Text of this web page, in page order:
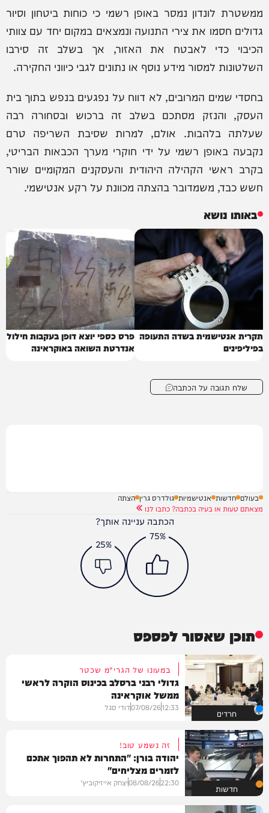
ממשטרת לונדון נמסר באופן רשמי כי כוחות ביטחון וסיור
גדולים חסמו את צירי התנועה ונמצאים במקום יחד עם צוותי
הכיבוי כדי לאבטח את האזור, אך בשלב זה סירבו
השלטונות למסור מידע נוסף או נתונים לגבי כיווני החקירה.
בחסדי שמים המרובים, לא דווח על נפגעים בנפש בתוך בית
העסק, והנזק מסתכם בשלב זה ברכוש ובסחורה רבה
שעלתה בלהבות. אולם, למרות שסיבת השריפה טרם
נקבעה באופן רשמי על ידי חוקרי מערך הכבאות הבריטי,
בקרב ראשי הקהילה היהודית והעסקנים המקומיים שורר
חשש כבד, משמדובר בהצתה מכוונת על רקע אנטישמי.
באותו נושא
תקרית אנטישמית בשדה התעופה
בפיליפינים
פרס כספי יוצא דופן בעקבות חילול
אנדרטת השואה באוקראינה
שלח תגובה על הכתבה
בעולם חדשות אנטישמיות גולדרס גרין הצתה
מצאתם טעות או בעיה בכתבה? כתבו לנו
הכתבה עניינה אותך?
75%
25%
תוכן שאסור לפספס
חרדים
במעונו של הגרי"מ שכטר
גדולי רבני ברסלב בכינוס הוקרה לראשי
ממשל אוקראינה
12:33
07/08/26דודי סגל
חדשות
זה נשמע טוב!
יהודה בורן: "התחרות לא תהפוך אתכם
לזמרים מצליחים"
22:30
08/08/26יצחק אייזיקוביץ'